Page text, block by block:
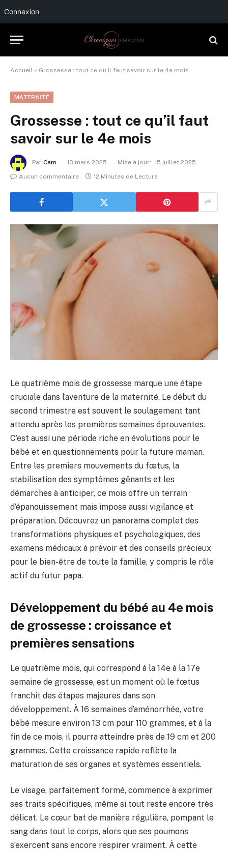
Connexion
Accueil » Grossesse : tout ce qu’il faut savoir sur le 4e mois
MATERNITÉ
Grossesse : tout ce qu’il faut
savoir sur le 4e mois
Par Cam 13 mars 2025 Mise à jour: 15 juillet 2025
Aucun commentaire
12 Minutes de Lecture
Le quatrième mois de grossesse marque une étape
cruciale dans l’aventure de la maternité. Le début du
second trimestre est souvent le soulagement tant
attendu après les premières semaines éprouvantes.
C’est aussi une période riche en évolutions pour le
bébé et en questionnements pour la future maman.
Entre les premiers mouvements du fœtus, la
stabilisation des symptômes gênants et les
démarches à anticiper, ce mois offre un terrain
d’épanouissement mais impose aussi vigilance et
préparation. Découvrez un panorama complet des
transformations physiques et psychologiques, des
examens médicaux à prévoir et des conseils précieux
pour le bien-être de toute la famille, y compris le rôle
actif du futur papa.
Développement du bébé au 4e mois
de grossesse : croissance et
premières sensations
Le quatrième mois, qui correspond à la 14e à la 17e
semaine de grossesse, est un moment où le fœtus
franchit des étapes majeures dans son
développement. À 16 semaines d’aménorrhée, votre
bébé mesure environ 13 cm pour 110 grammes, et à la
fin de ce mois, il pourra atteindre près de 19 cm et 200
grammes. Cette croissance rapide reflète la
maturation de ses organes et systèmes essentiels.
Le visage, parfaitement formé, commence à exprimer
ses traits spécifiques, même si tout reste encore très
délicat. Le cœur bat de manière régulière, pompant le
sang dans tout le corps, alors que ses poumons
s’exercent sans encore respirer vraiment. À cette